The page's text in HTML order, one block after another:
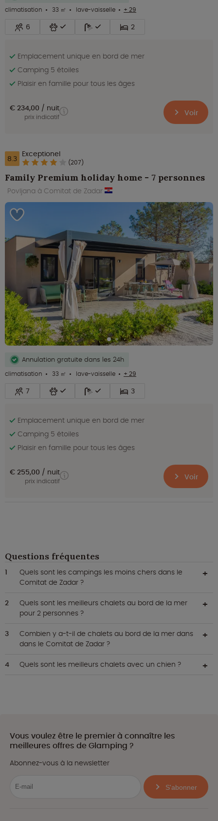
climatisation
33 ㎡ lave-vaisselle + 29
6 2
Emplacement unique en bord de mer
Camping 5 étoiles
Plaisir en famille pour tous les âges
€ 234,00 nuit
prix indicatif Voir
8.3 Exceptionel
(207)
Family Premium holiday home - 7 personnes
Povljana à Comitat de Zadar
Annulation gratuite dans les 24h
climatisation
33 ㎡ lave-vaisselle + 29
7 3
Emplacement unique en bord de mer
Camping 5 étoiles
Plaisir en famille pour tous les âges
€ 255,00 nuit
prix indicatif Voir
Questions fréquentes
Quels sont les campings les moins chers dans le
Comitat de Zadar ?
Quels sont les meilleurs chalets au bord de la mer
pour 2 personnes ?
Combien y a-t-il de chalets au bord de la mer dans
dans le Comitat de Zadar ?
Quels sont les meilleurs chalets avec un chien ?
Vous voulez être le premier à connaître les
meilleures offres de Glamping ?
Abonnez-vous à la newsletter
S'abonner